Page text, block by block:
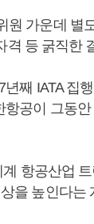
가운데 별
격 등 굵직한
째 IATA 집
공이 그동
항공산업
을 높인다는